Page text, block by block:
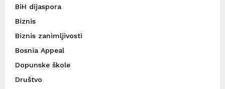
BiH dijaspora
Biznis
Biznis zanimljivosti
Bosnia Appeal
Dopunske škole
Društvo